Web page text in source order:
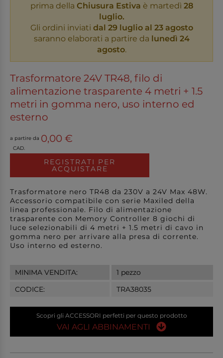
prima della Chiusura Estiva è martedì 28
luglio.
Gli ordini inviati dal 29 luglio al 23 agosto
saranno elaborati a partire da lunedì 24
agosto.
Trasformatore 24V TR48, filo di
alimentazione trasparente 4 metri + 1.5
metri in gomma nero, uso interno ed
esterno
a partire da 0,00 €
CAD.
REGISTRATI PER
ACQUISTARE
Trasformatore nero TR48 da 230V a 24V Max 48W.
Accessorio compatibile con serie Maxiled della
linea professionale. Filo di alimentazione
trasparente con Memory Controller 8 giochi di
luce selezionabili di 4 metri + 1.5 metri di cavo in
gomma nero per arrivare alla presa di corrente.
Uso interno ed esterno.
MINIMA VENDITA:
1 pezzo
CODICE:
TRA38035
Scopri gli ACCESSORI perfetti per questo prodotto
VAI AGLI ABBINAMENTI